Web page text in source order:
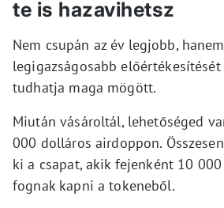
te is hazavihetsz
Nem csupán az év legjobb,
legigazságosabb előértékesítését
tudhatja maga mögött.
Miután vásároltál, lehetőséged
000 dolláros airdoppon.
ki a csapat, akik fejenként 10
fognak kapni a tokeneből.